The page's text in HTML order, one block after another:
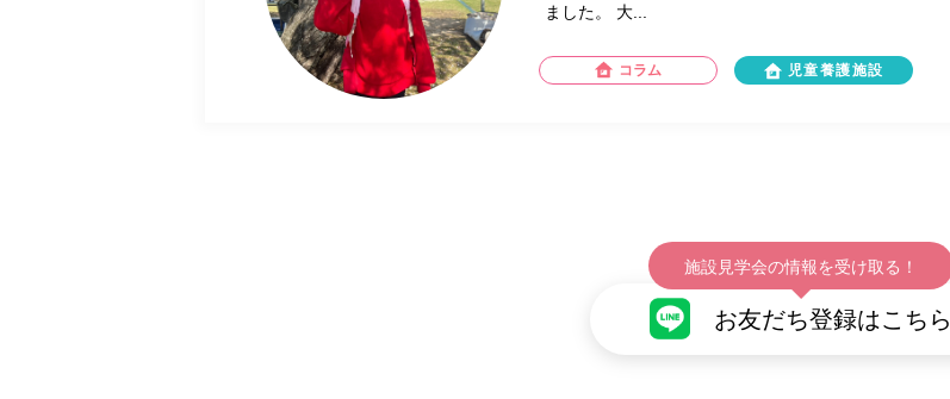
ました。 大...
コラム 児童養護施設
施設見学会の情報を受け取る！
お友だち登録はこちら